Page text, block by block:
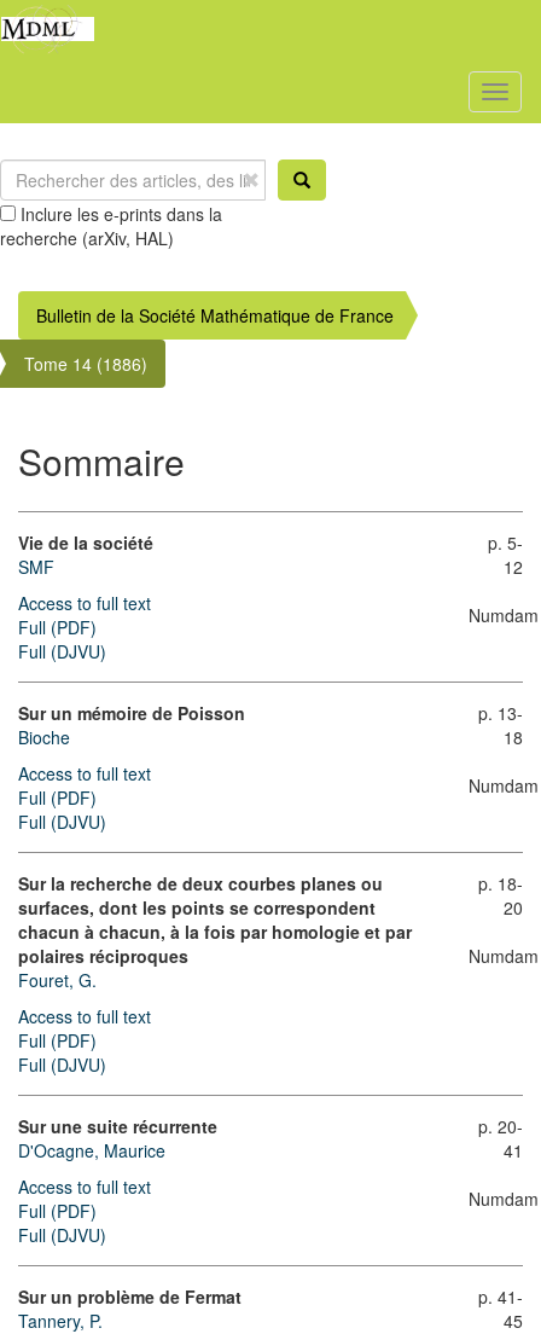
Inclure les e-prints dans la
recherche (arXiv, HAL)
Bulletin de la Société Mathématique de France
Tome 14 (1886)
Sommaire
Vie de la société
SMF
Access to full text
Full (PDF)
Full (DJVU)
p. 5-
12
Numdam
Sur un mémoire de Poisson
Bioche
Access to full text
Full (PDF)
Full (DJVU)
p. 13-
18
Numdam
Sur la recherche de deux courbes planes ou
surfaces, dont les points se correspondent
chacun à chacun, à la fois par homologie et par
polaires réciproques
Fouret, G.
Access to full text
Full (PDF)
Full (DJVU)
p. 18-
20
Numdam
Sur une suite récurrente
D'Ocagne, Maurice
Access to full text
Full (PDF)
Full (DJVU)
p. 20-
41
Numdam
Sur un problème de Fermat
Tannery, P.
p. 41-
45